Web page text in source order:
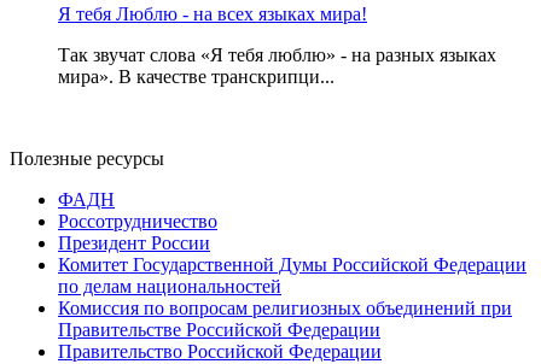
Я тебя Люблю - на всех языках мира!
Так звучат слова «Я тебя люблю» - на разных языках
мира». В качестве транскрипци...
Полезные ресурсы
ФАДН
Россотрудничество
Президент России
Комитет Государственной Думы Российской Федерации
по делам национальностей
Комиссия по вопросам религиозных объединений при
Правительстве Российской Федерации
Правительство Российской Федерации